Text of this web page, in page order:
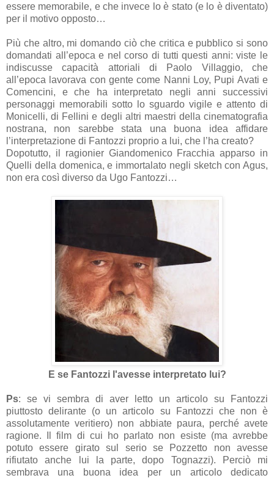
essere memorabile, e che invece lo è stato (e lo è diventato)
per il motivo opposto…
Più che altro, mi domando ciò che critica e pubblico si sono
domandati all’epoca e nel corso di tutti questi anni: viste le
indiscusse capacità attoriali di Paolo Villaggio, che
all’epoca lavorava con gente come Nanni Loy, Pupi Avati e
Comencini, e che ha interpretato negli anni successivi
personaggi memorabili sotto lo sguardo vigile e attento di
Monicelli, di Fellini e degli altri maestri della cinematografia
nostrana, non sarebbe stata una buona idea affidare
l’interpretazione di Fantozzi proprio a lui, che l’ha creato?
Dopotutto, il ragionier Giandomenico Fracchia apparso in
Quelli della domenica, e immortalato negli sketch con Agus,
non era così diverso da Ugo Fantozzi…
E se Fantozzi l'avesse interpretato lui?
Ps: se vi sembra di aver letto un articolo su Fantozzi
piuttosto delirante (o un articolo su Fantozzi che non è
assolutamente veritiero) non abbiate paura, perché avete
ragione. Il film di cui ho parlato non esiste (ma avrebbe
potuto essere girato sul serio se Pozzetto non avesse
rifiutato anche lui la parte, dopo Tognazzi). Perciò mi
sembrava una buona idea per un articolo dedicato